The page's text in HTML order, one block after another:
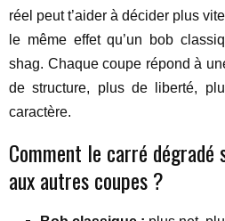
réel peut t’aider à décider plus
le même effet qu’un bob
shag. Chaque coupe répond à
de structure, plus de liberté,
caractère.
Comment le carré dégradé
aux autres coupes ?